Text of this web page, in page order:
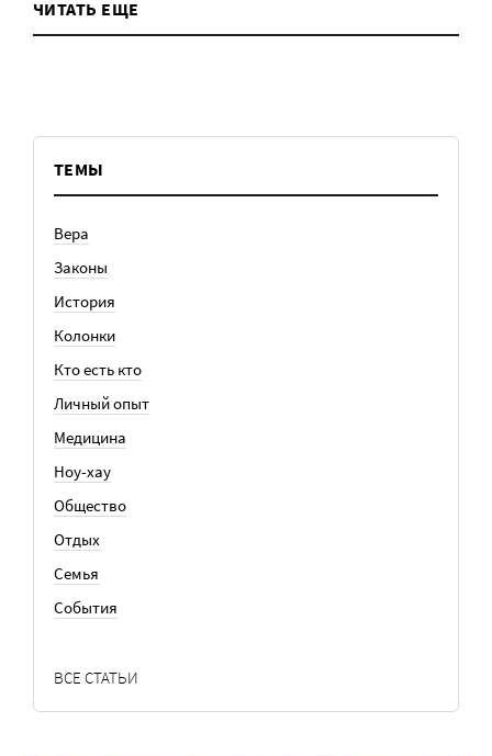
ЧИТАТЬ ЕЩЕ
ТЕМЫ
Вера
Законы
История
Колонки
Кто есть кто
Личный опыт
Медицина
Ноу-хау
Общество
Отдых
Семья
События
ВСЕ СТАТЬИ